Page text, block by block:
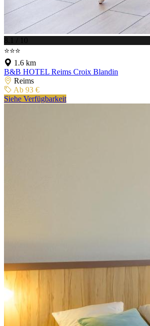
8.1 / 10
⭐⭐⭐
1.6 km
B&B HOTEL Reims Croix Blandin
Reims
Ab 93 €
Siehe Verfügbarkeit